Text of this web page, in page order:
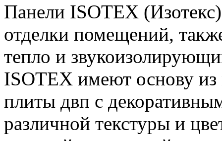
Панели ISOTEX
отделки помещений,
тепло и
ISOTEX имеют основу из
плиты двп с
различной текстуры и